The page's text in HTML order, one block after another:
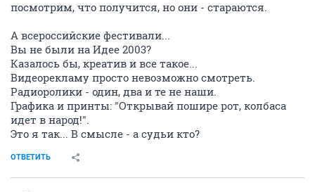
посмотрим, что получится, но они - стараются.
А всероссийские фестивали...
Вы не были на Идее 2003?
Казалось бы, креатив и все такое...
Видеорекламу просто невозможно смотреть.
Радиоролики - один, два и те не наши.
Графика и принты: "Открывай пошире рот, колбаса
идет в народ!".
Это я так... В смысле - а судьи кто?
ОТВЕТИТЬ